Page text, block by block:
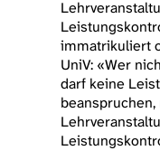
immatrikuliert
UniV: «Wer
darf keine